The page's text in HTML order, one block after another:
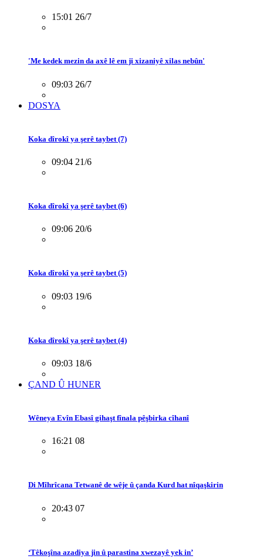
15:01 26/7
'Me kedek mezin da axê lê em ji xizaniyê xilas nebûn'
09:03 26/7
DOSYA
Koka dîrokî ya şerê taybet (7)
09:04 21/6
Koka dîrokî ya şerê taybet (6)
09:06 20/6
Koka dîrokî ya şerê taybet (5)
09:03 19/6
Koka dîrokî ya şerê taybet (4)
09:03 18/6
ÇAND Û HUNER
Wêneya Evîn Ebasî gihaşt fînala pêşbirka cîhanî
16:21 08
Di Mîhrîcana Tetwanê de wêje û çanda Kurd hat nîqaşkirin
20:43 07
‘Têkoşîna azadiya jin û parastina xwezayê yek in’